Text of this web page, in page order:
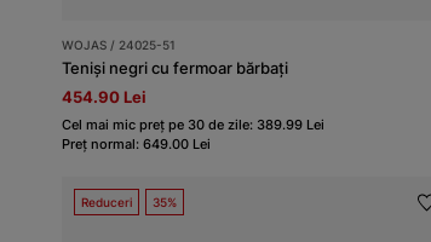
WOJAS / 24025-51
Teniși negri cu fermoar bărbați
454.90 Lei
Cel mai mic preț pe 30 de zile: 389.99 Lei
Preț normal: 649.00 Lei
Reduceri 35%